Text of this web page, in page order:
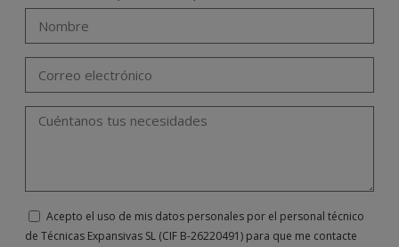
Acepto el uso de mis datos personales por el personal técnico
de Técnicas Expansivas SL (CIF B-26220491) para que me contacte